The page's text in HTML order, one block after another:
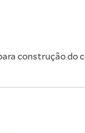
construção do